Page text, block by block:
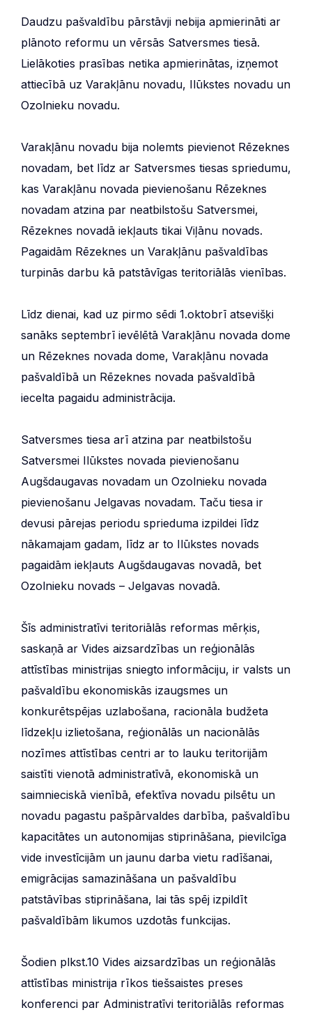
Daudzu pašvaldību pārstāvji nebija apmierināti ar
plānoto reformu un vērsās Satversmes tiesā.
Lielākoties prasības netika apmierinātas, izņemot
attiecībā uz Varakļānu novadu, Ilūkstes novadu un
Ozolnieku novadu.
Varakļānu novadu bija nolemts pievienot Rēzeknes
novadam, bet līdz ar Satversmes tiesas spriedumu,
kas Varakļānu novada pievienošanu Rēzeknes
novadam atzina par neatbilstošu Satversmei,
Rēzeknes novadā iekļauts tikai Viļānu novads.
Pagaidām Rēzeknes un Varakļānu pašvaldības
turpinās darbu kā patstāvīgas teritoriālās vienības.
Līdz dienai, kad uz pirmo sēdi 1.oktobrī atsevišķi
sanāks septembrī ievēlētā Varakļānu novada dome
un Rēzeknes novada dome, Varakļānu novada
pašvaldībā un Rēzeknes novada pašvaldībā
iecelta pagaidu administrācija.
Satversmes tiesa arī atzina par neatbilstošu
Satversmei Ilūkstes novada pievienošanu
Augšdaugavas novadam un Ozolnieku novada
pievienošanu Jelgavas novadam. Taču tiesa ir
devusi pārejas periodu sprieduma izpildei līdz
nākamajam gadam, līdz ar to Ilūkstes novads
pagaidām iekļauts Augšdaugavas novadā, bet
Ozolnieku novads – Jelgavas novadā.
Šīs administratīvi teritoriālās reformas mērķis,
saskaņā ar Vides aizsardzības un reģionālās
attīstības ministrijas sniegto informāciju, ir valsts un
pašvaldību ekonomiskās izaugsmes un
konkurētspējas uzlabošana, racionāla budžeta
līdzekļu izlietošana, reģionālās un nacionālās
nozīmes attīstības centri ar to lauku teritorijām
saistīti vienotā administratīvā, ekonomiskā un
saimnieciskā vienībā, efektīva novadu pilsētu un
novadu pagastu pašpārvaldes darbība, pašvaldību
kapacitātes un autonomijas stiprināšana, pievilcīga
vide investīcijām un jaunu darba vietu radīšanai,
emigrācijas samazināšana un pašvaldību
patstāvības stiprināšana, lai tās spēj izpildīt
pašvaldībām likumos uzdotās funkcijas.
Šodien plkst.10 Vides aizsardzības un reģionālās
attīstības ministrija rīkos tiešsaistes preses
konferenci par Administratīvi teritoriālās reformas